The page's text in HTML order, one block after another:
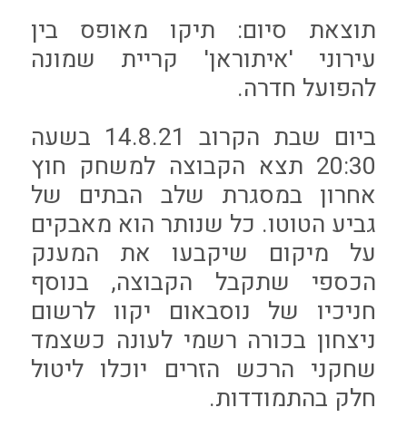
תוצאת סיום: תיקו מאופס בין
עירוני 'איתוראן' קריית שמונה
להפועל חדרה.
ביום שבת הקרוב 14.8.21 בשעה
20:30 תצא הקבוצה למשחק חוץ
אחרון במסגרת שלב הבתים של
גביע הטוטו. כל שנותר הוא מאבקים
על מיקום שיקבעו את המענק
הכספי שתקבל הקבוצה, בנוסף
חניכיו של נוסבאום יקוו לרשום
ניצחון בכורה רשמי לעונה כשצמד
שחקני הרכש הזרים יוכלו ליטול
חלק בהתמודדות.